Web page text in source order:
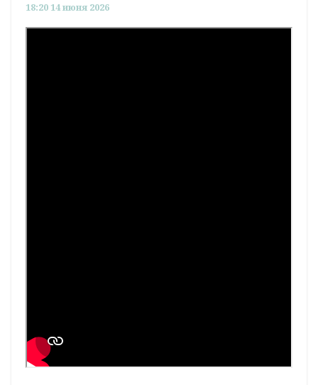
18:20 14 июня 2026